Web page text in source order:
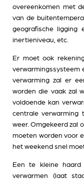
overeenkomen met
van de
geografische ligging
inertieniveau, etc.
Er moet ook
verwarmingssysteem
verwarming zal er
worden die vaak zal
voldoende kan
centrale verwarming
weer. Omgekeerd zal
moeten worden voor
het weekend snel
Een te kleine
verwarmen (laat